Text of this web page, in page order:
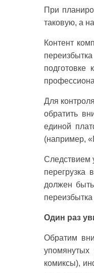
При
таковую, а
Контент
подготовке
Для
обратить
единой
(например,
Следствием
перегрузка
должен
Один раз
Обратим
комиксы),